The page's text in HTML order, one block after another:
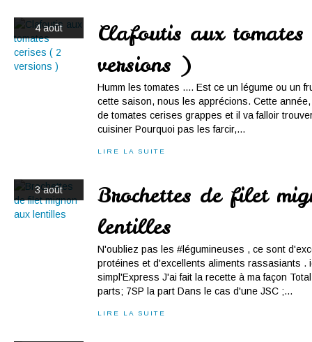
4 août
Clafoutis aux
versions )
Humm les tomates .... Est ce un légume ou un
cette saison, nous les apprécions. Cette
de tomates cerises grappes et il va falloir
cuisiner Pourquoi pas les farcir,...
LIRE LA SUITE
3 août
Brochettes de filet
lentilles
N'oubliez pas les #légumineuses , ce sont
protéines et d'excellents aliments rassasiants .
simpl'Express J'ai fait la recette à ma façon
parts; 7SP la part Dans le cas d'une JSC ;...
LIRE LA SUITE